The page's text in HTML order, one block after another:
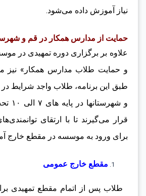
نیاز آموزش داده می‌شود.
حمایت از مدارس همکار در قم و
علاوه بر برگزاری دوره تمهیدی در
و حمایت طلاب مدارس همکار» نیز
طبق این برنامه، طلاب واجد شرایط
و
قرار می‌گیرند تا با ارتقای
برای ورود به موسسه در مقطع خارج
مقطع خارج عمومی
طلاب پس از اتمام مقطع تمهیدی